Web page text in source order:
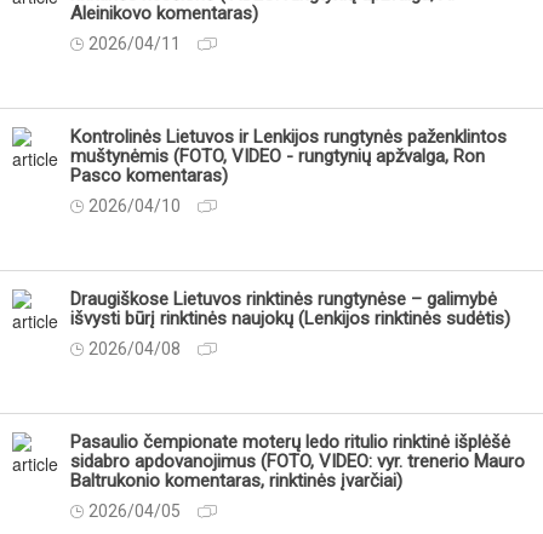
Aleinikovo komentaras)
2026/04/11
Kontrolinės Lietuvos ir Lenkijos rungtynės paženklintos
muštynėmis (FOTO, VIDEO - rungtynių apžvalga, Ron
Pasco komentaras)
2026/04/10
Draugiškose Lietuvos rinktinės rungtynėse – galimybė
išvysti būrį rinktinės naujokų (Lenkijos rinktinės sudėtis)
2026/04/08
Pasaulio čempionate moterų ledo ritulio rinktinė išplėšė
sidabro apdovanojimus (FOTO, VIDEO: vyr. trenerio Mauro
Baltrukonio komentaras, rinktinės įvarčiai)
2026/04/05